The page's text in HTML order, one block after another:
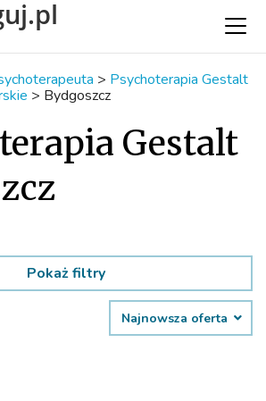
> Psychoterapia Gestalt
> Bydgoszcz
Gestalt
Pokaż filtry
Najnowsza oferta